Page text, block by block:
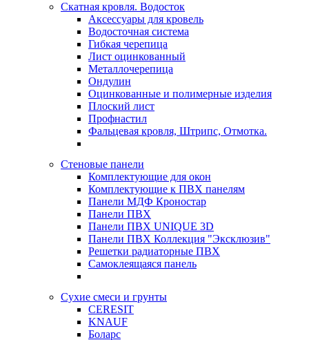
Скатная кровля. Водосток
Аксессуары для кровель
Водосточная система
Гибкая черепица
Лист оцинкованный
Металлочерепица
Ондулин
Оцинкованные и полимерные изделия
Плоский лист
Профнастил
Фальцевая кровля, Штрипс, Отмотка.
Стеновые панели
Комплектующие для окон
Комплектующие к ПВХ панелям
Панели МДФ Кроностар
Панели ПВХ
Панели ПВХ UNIQUE 3D
Панели ПВХ Коллекция "Эксклюзив"
Решетки радиаторные ПВХ
Самоклеящаяся панель
Сухие смеси и грунты
CERESIT
KNAUF
Боларс